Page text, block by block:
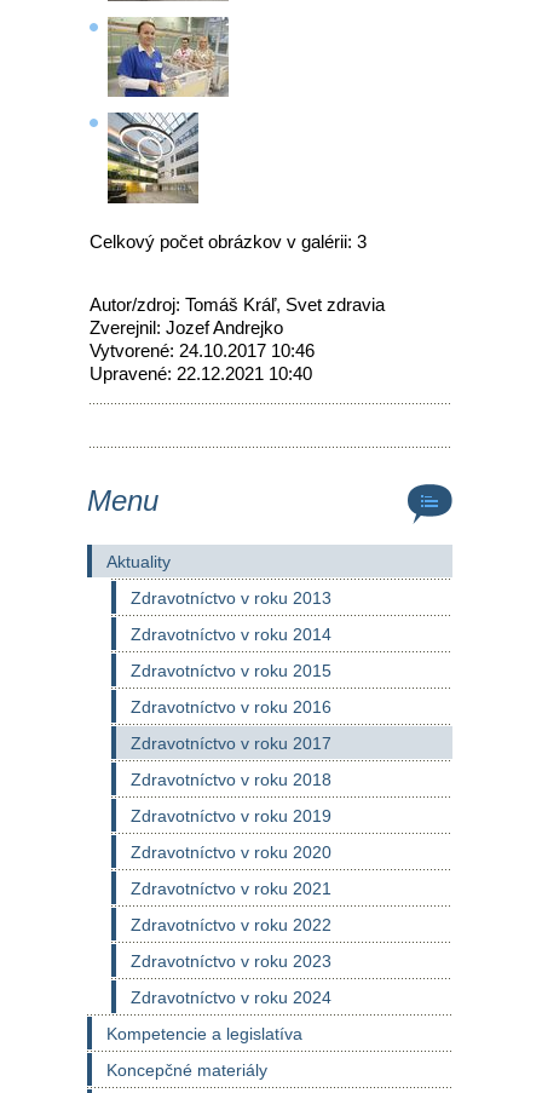
Celkový počet obrázkov v galérii: 3
Autor/zdroj: Tomáš Kráľ, Svet zdravia
Zverejnil: Jozef Andrejko
Vytvorené: 24.10.2017 10:46
Upravené: 22.12.2021 10:40
Menu
Aktuality
Zdravotníctvo v roku 2013
Zdravotníctvo v roku 2014
Zdravotníctvo v roku 2015
Zdravotníctvo v roku 2016
Zdravotníctvo v roku 2017
Zdravotníctvo v roku 2018
Zdravotníctvo v roku 2019
Zdravotníctvo v roku 2020
Zdravotníctvo v roku 2021
Zdravotníctvo v roku 2022
Zdravotníctvo v roku 2023
Zdravotníctvo v roku 2024
Kompetencie a legislatíva
Koncepčné materiály